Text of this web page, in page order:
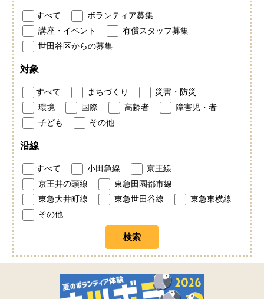
すべて
ボランティア募集
講座・イベント
有償スタッフ募集
世田谷区からの募集
対象
すべて まちづくり
災害・防災
環境
国際 高齢者
障害児・者
子ども
その他
沿線
すべて 小田急線
京王線
京王井の頭線
東急田園都市線
東急大井町線
東急世田谷線
東急東横線
その他